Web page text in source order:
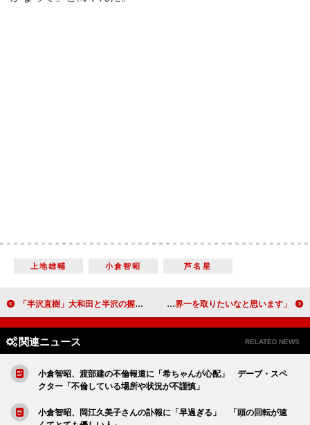
上地雄輔 小倉智昭 芦名星
「半沢直樹」大和田と半沢の握手に反響 「偉大な歴史の一場面に立ち会った気分」 中丸雄一“ストッキング競技”で 「世界一を取りたいなと思います」
関連ニュース RELATED NEWS
小倉智昭、渡部建の不倫報道に「希ちゃんが心配」 デーブ・スペ
クター「不倫している場所や状況が不謹慎」
小倉智昭、岡江久美子さんの訃報に「早過ぎる」 「頭の回転が速